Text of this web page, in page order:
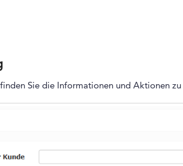
Sie die Informationen und Aktionen